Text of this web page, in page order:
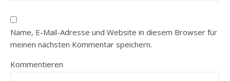
Name, E-Mail-Adresse und Website in diesem Browser für
meinen nächsten Kommentar speichern.
Kommentieren